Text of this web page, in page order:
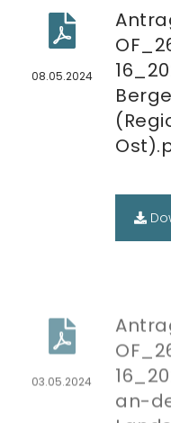
03.05.2024
an-